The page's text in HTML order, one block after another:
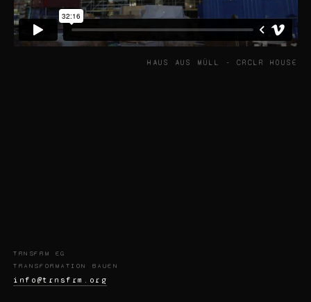
HAUS AUS MÜLL - CRCLR HOUSE
TRNSFRM EG
TRANSFORMATION BAUEN
info@trnsfrm.org